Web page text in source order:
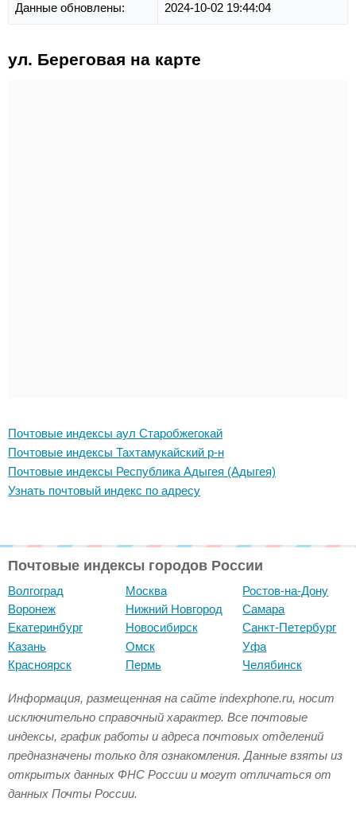
Данные обновлены: 2024-10-02 19:44:04
ул. Береговая на карте
Почтовые индексы аул Старобжегокай
Почтовые индексы Тахтамукайский р-н
Почтовые индексы Республика Адыгея (Адыгея)
Узнать почтовый индекс по адресу
Почтовые индексы городов России
Волгоград
Воронеж
Екатеринбург
Казань
Красноярск
Москва
Нижний Новгород
Новосибирск
Омск
Пермь
Ростов-на-Дону
Самара
Санкт-Петербург
Уфа
Челябинск
Информация, размещенная на сайте indexphone.ru, носит
исключительно справочный характер. Все почтовые
индексы, график работы и адреса почтовых отделений
предназначены только для ознакомления. Данные взяты из
открытых данных ФНС России и могут отличаться от
данных Почты России.